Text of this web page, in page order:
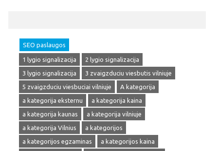
SEO paslaugos
1 lygio signalizacija
2 lygio signalizacija
3 lygio signalizacija
3 zvaigzduciu viesbutis vilniuje
5 zvaigzduciu viesbuciai vilniuje
A kategorija
a kategorija eksternu
a kategorija kaina
a kategorija kaunas
a kategorija vilniuje
a kategorija Vilnius
a kategorijos
a kategorijos egzaminas
a kategorijos kaina